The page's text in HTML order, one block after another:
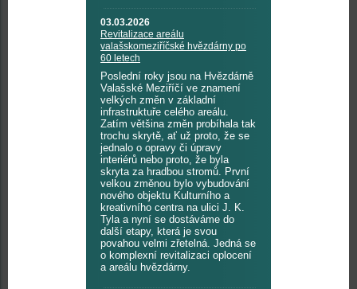
03.03.2026
Revitalizace areálu
valašskomeziříčské hvězdárny po
60 letech
Poslední roky jsou na Hvězdárně
Valašské Meziříčí ve znamení
velkých změn v základní
infrastruktuře celého areálu.
Zatím většina změn probíhala tak
trochu skrytě, ať už proto, že se
jednalo o opravy či úpravy
interiérů nebo proto, že byla
skryta za hradbou stromů. První
velkou změnou bylo vybudování
nového objektu Kulturního a
kreativního centra na ulici J. K.
Tyla a nyní se dostáváme do
další etapy, která je svou
povahou velmi zřetelná. Jedná se
o komplexní revitalizaci oplocení
a areálu hvězdárny.